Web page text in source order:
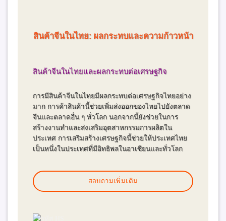
สินค้าจีนในไทย: ผลกระทบและความก้าวหน้า
สินค้าจีนในไทยและผลกระทบต่อเศรษฐกิจ
การมีสินค้าจีนในไทยมีผลกระทบต่อเศรษฐกิจไทยอย่าง
มาก การค้าสินค้านี้ช่วยเพิ่มส่งออกของไทยไปยังตลาด
จีนและตลาดอื่น ๆ ทั่วโลก นอกจากนี้ยังช่วยในการ
สร้างงานทำและส่งเสริมอุตสาหกรรมการผลิตใน
ประเทศ การเสริมสร้างเศรษฐกิจนี้ช่วยให้ประเทศไทย
เป็นหนึ่งในประเทศที่มีอิทธิพลในอาเซียนและทั่วโลก
สอบถามเพิ่มเติม